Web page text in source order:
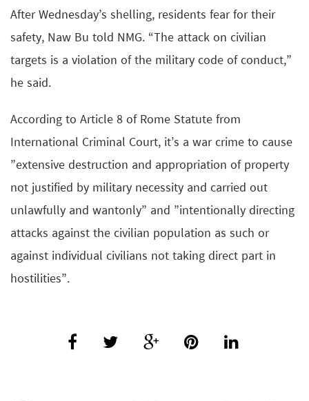
After Wednesday’s shelling, residents fear for their
safety, Naw Bu told NMG. “The attack on civilian
targets is a violation of the military code of conduct,”
he said.
According to Article 8 of Rome Statute from
International Criminal Court, it’s a war crime to cause
”extensive destruction and appropriation of property
not justified by military necessity and carried out
unlawfully and wantonly” and ”intentionally directing
attacks against the civilian population as such or
against individual civilians not taking direct part in
hostilities”.